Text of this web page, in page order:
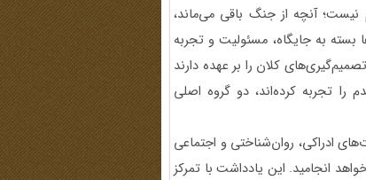
آنچه از جنگ باقی می‌ماند،
به جایگاه، مسئولیت و تجربه
کلان را بر عهده دارند
تجربه کرده‌اند، دو گروه اصلی
ادراکی، روان‌شناختی و اجتماعی
انجامید. این یادداشت با تمرکز